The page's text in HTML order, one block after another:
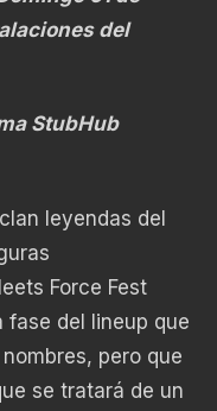
del
StubHub
leyendas del
Force Fest
fase del lineup que
pero que
se tratará de un